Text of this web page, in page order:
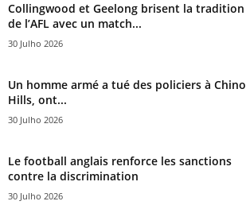
Collingwood et Geelong brisent la tradition
de l’AFL avec un match...
30 Julho 2026
Un homme armé a tué des policiers à Chino
Hills, ont...
30 Julho 2026
Le football anglais renforce les sanctions
contre la discrimination
30 Julho 2026